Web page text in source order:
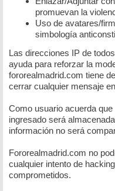
promuevan la
Uso de avatares/
simbología
Las direcciones IP de
ayuda para reforzar la
fororealmadrid.com tiene
cerrar cualquier mensaje
Como usuario acuerda
ingresado será
información no será
Fororealmadrid.com no
cualquier intento de
comprometidos.